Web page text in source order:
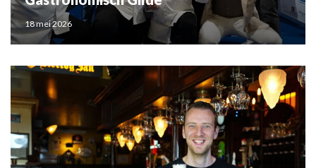
18 mei 2026